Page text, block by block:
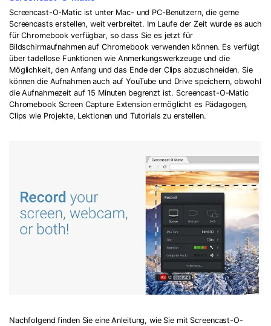
Screencast-O-Matic ist unter Mac- und PC-Benutzern, die gerne
Screencasts erstellen, weit verbreitet. Im Laufe der Zeit wurde es auch
für Chromebook verfügbar, so dass Sie es jetzt für
Bildschirmaufnahmen auf Chromebook verwenden können. Es verfügt
über tadellose Funktionen wie Anmerkungswerkzeuge und die
Möglichkeit, den Anfang und das Ende der Clips abzuschneiden. Sie
können die Aufnahmen auch auf YouTube und Drive speichern, obwohl
die Aufnahmezeit auf 15 Minuten begrenzt ist. Screencast-O-Matic
Chromebook Screen Capture Extension ermöglicht es Pädagogen,
Clips wie Projekte, Lektionen und Tutorials zu erstellen.
Nachfolgend finden Sie eine Anleitung, wie Sie mit Screencast-O-